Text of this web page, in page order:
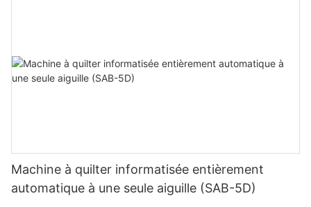
Machine à quilter informatisée entièrement
automatique à une seule aiguille (SAB-5D)